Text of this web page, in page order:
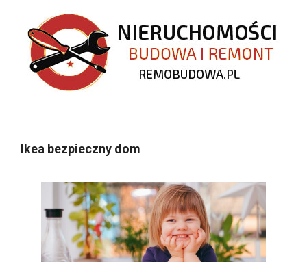
content
REMOBUDOWA.PL
NavigationIkea bezpieczny dom